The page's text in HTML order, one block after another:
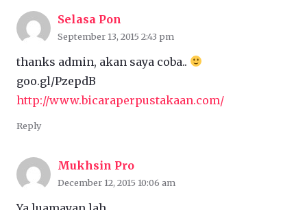
Selasa Pon
September 13, 2015 2:43 pm
thanks admin, akan saya coba..
goo.gl/PzepdB
http://www.bicaraperpustakaan.com/
Reply
Mukhsin Pro
December 12, 2015 10:06 am